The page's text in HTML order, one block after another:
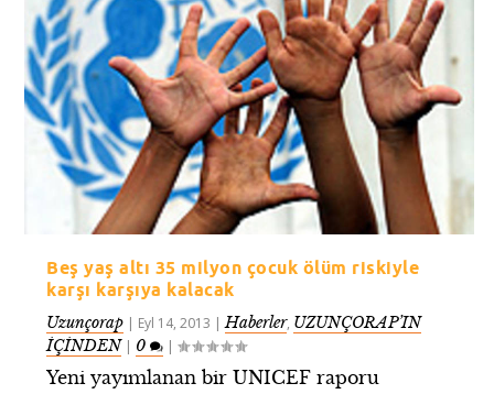
Beş yaş altı 35 milyon çocuk ölüm riskiyle
karşı karşıya kalacak
Uzunçorap | Eyl 14, 2013 |Haberler, UZUNÇORAP’IN
İÇİNDEN| 0 |
Yeni yayımlanan bir UNICEF raporu